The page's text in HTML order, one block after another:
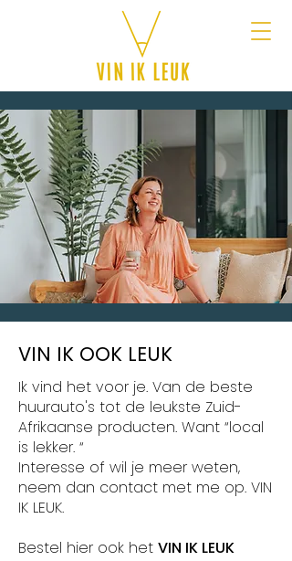
VIN IK OOK LEUK
Ik vind het voor je. Van de beste
huurauto's tot de leukste Zuid-
Afrikaanse producten. Want “local
is lekker. “
Interesse of wil je meer weten,
neem dan contact met me op. VIN
IK LEUK.
Bestel hier ook het VIN IK LEUK